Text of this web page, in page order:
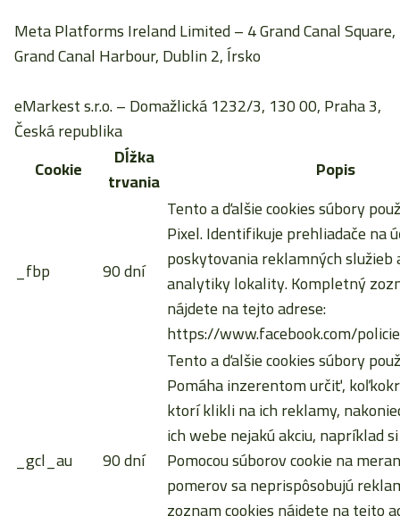
Meta Platforms Ireland Limited– 4 Grand Canal Square,
Grand Canal Harbour, Dublin 2, Írsko
eMarkest s.r.o.– Domažlická 1232/3, 130 00, Praha 3,
Česká republika
Cookie
Dĺžka
trvania
Popis
_fbp 90 dní
Tento a ďalšie cookies súbory
Pixel. Identifikuje prehliadače na
poskytovania reklamných služieb
analytiky lokality. Kompletný
nájdete na tejto adrese:
https://www.facebook.com/
_gcl_au 90 dní
Tento a ďalšie cookies súbory
Pomáha inzerentom určiť,
ktorí klikli na ich reklamy,
ich webe nejakú akciu, napríklad
Pomocou súborov cookie na
pomerov sa neprispôsobujú